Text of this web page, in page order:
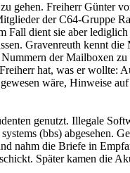
Freiherr Günter
der C64-Gruppe
Fall dient sie aber
Gravenreuth kennt
der Mailboxen
hat, was er wollte:
wäre, Hinweise
genutzt. Illegale
(bbs) abgesehen.
nahm die Briefe in
Später kamen die